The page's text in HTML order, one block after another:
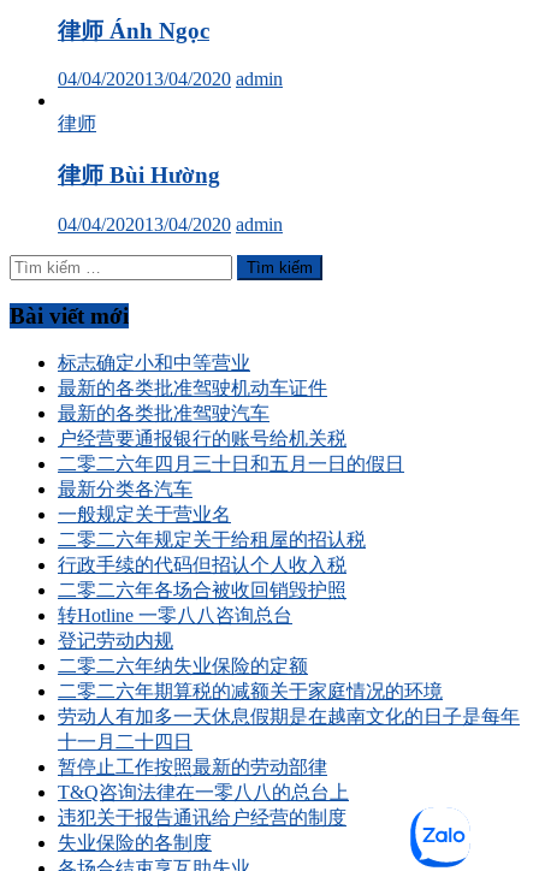
律师 Ánh Ngọc
04/04/202013/04/2020 admin
律师
律师 Bùi Hường
04/04/202013/04/2020 admin
Tìm
kiếm
cho:
Bài viết mới
标志确定小和中等营业
最新的各类批准驾驶机动车证件
最新的各类批准驾驶汽车
户经营要通报银行的账号给机关税
二零二六年四月三十日和五月一日的假日
最新分类各汽车
一般规定关于营业名
二零二六年规定关于给租屋的招认税
行政手续的代码但招认个人收入税
二零二六年各场合被收回销毁护照
转Hotline 一零八八咨询总台
登记劳动内规
二零二六年纳失业保险的定额
二零二六年期算税的减额关于家庭情况的环境
劳动人有加多一天休息假期是在越南文化的日子是每年
十一月二十四日
暂停止工作按照最新的劳动部律
T&Q咨询法律在一零八八的总台上
违犯关于报告通讯给户经营的制度
失业保险的各制度